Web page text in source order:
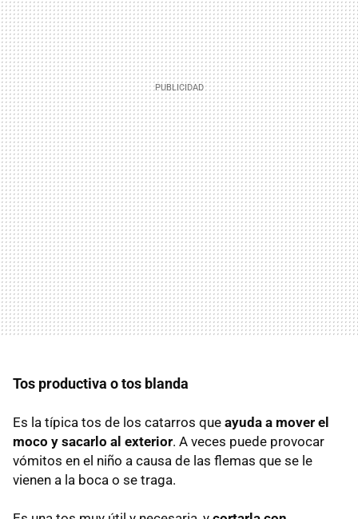
Tos productiva o tos blanda
Es la típica tos de los catarros que ayuda a mover el
moco y sacarlo al exterior. A veces puede provocar
vómitos en el niño a causa de las flemas que se le
vienen a la boca o se traga.